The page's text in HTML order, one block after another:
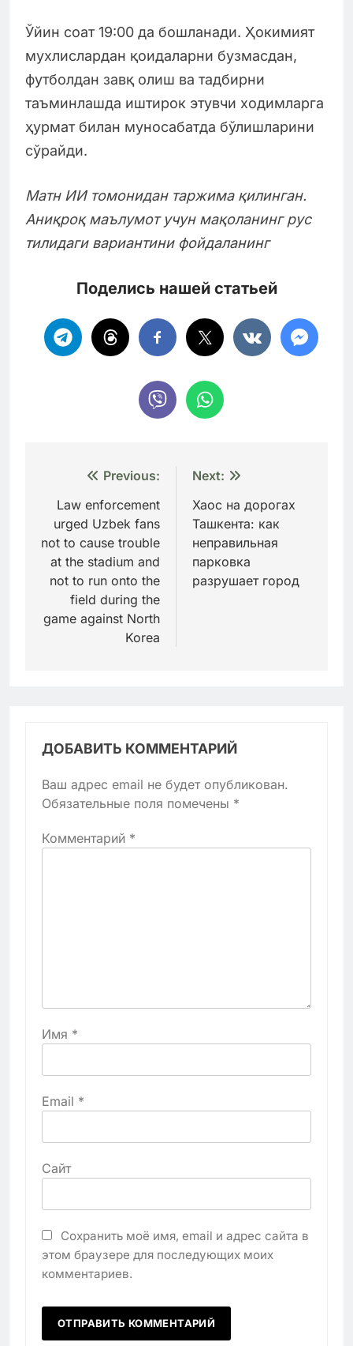
Ўйин соат 19:00 да бошланади. Ҳокимият
мухлислардан қоидаларни бузмасдан,
футболдан завқ олиш ва тадбирни
таъминлашда иштирок этувчи ходимларга
ҳурмат билан муносабатда бўлишларини
сўрайди.
Матн ИИ томонидан таржима қилинган.
Аниқроқ маълумот учун мақоланинг рус
тилидаги вариантини фойдаланинг
Поделись нашей статьей
Навигация
по
записям
Previous:
Law enforcement
urged Uzbek fans
not to cause trouble
at the stadium and
not to run onto the
field during the
game against North
Korea
Next:
Хаос на дорогах
Ташкента: как
неправильная
парковка
разрушает город
ДОБАВИТЬ КОММЕНТАРИЙ
Ваш адрес email не будет опубликован.
Обязательные поля помечены *
Комментарий *
Имя *
Email *
Сайт
Сохранить моё имя, email и адрес сайта в
этом браузере для последующих моих
комментариев.